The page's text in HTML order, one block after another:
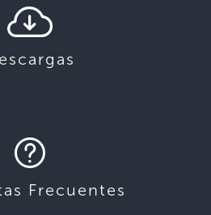
Frecuentes